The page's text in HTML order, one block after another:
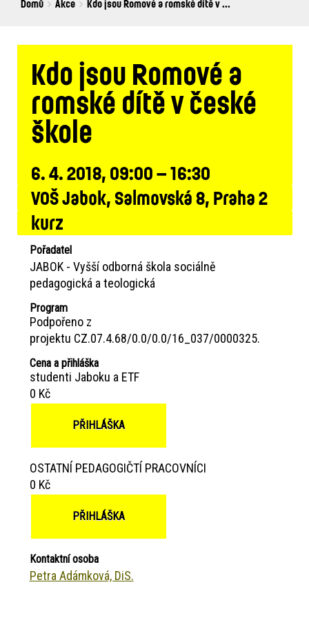
Breadcrumbs
You
Domů Akce Kdo jsou Romové a romské dítě v ...
Kdo jsou Romové a
romské dítě v české
škole
6. 4. 2018, 09:00 – 16:30
VOŠ Jabok, Salmovská 8, Praha 2
kurz
Pořadatel
JABOK - Vyšší odborná škola sociálně
pedagogická a teologická
Program
Podpořeno z
projektu CZ.07.4.68/0.0/0.0/16_037/0000325.
Cena a přihláška
studenti Jaboku a ETF
0 Kč
PŘIHLÁŠKA
OSTATNÍ PEDAGOGIČTÍ PRACOVNÍCI
0 Kč
PŘIHLÁŠKA
Kontaktní osoba
Petra Adámková, DiS.